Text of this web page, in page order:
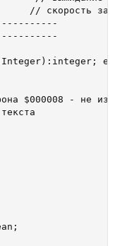
$000008 - не